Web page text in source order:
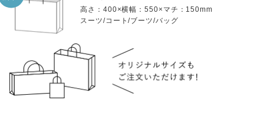
高さ：400×横幅：550×マチ：150mm
スーツ/コート/ブーツ/バッグ